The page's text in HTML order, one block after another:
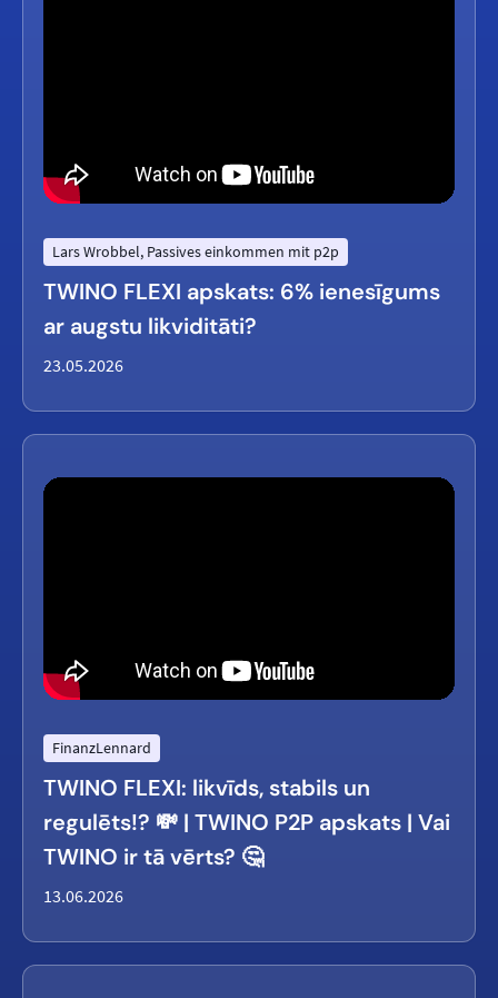
Lars Wrobbel, Passives einkommen mit p2p
TWINO FLEXI apskats: 6% ienesīgums
ar augstu likviditāti?
23.05.2026
FinanzLennard
TWINO FLEXI: likvīds, stabils un
regulēts!? 💸 | TWINO P2P apskats | Vai
TWINO ir tā vērts? 🤔
13.06.2026